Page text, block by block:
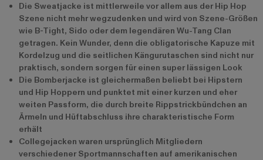
Die Sweatjacke ist mittlerweile vor allem aus der Hip Hop
Szene nicht mehr wegzudenken und wird von Szene-Größen
wie B-Tight, Sido oder dem legendären Wu-Tang Clan
getragen. Kein Wunder, denn die obligatorische Kapuze mit
Kordelzug und die seitlichen Kängurutaschen sind nicht nur
praktisch, sondern sorgen für einen super lässigen Look
Die Bomberjacke ist gleichermaßen beliebt bei Hipstern
und Hip Hoppern und punktet mit einer kurzen und eher
weiten Passform, die durch breite Rippstrickbündchen an
Ärmeln und Hüftabschluss ihre charakteristische Form
erhält
Collegejacken waren ursprünglich Mitgliedern
verschiedener Sportmannschaften auf amerikanischen